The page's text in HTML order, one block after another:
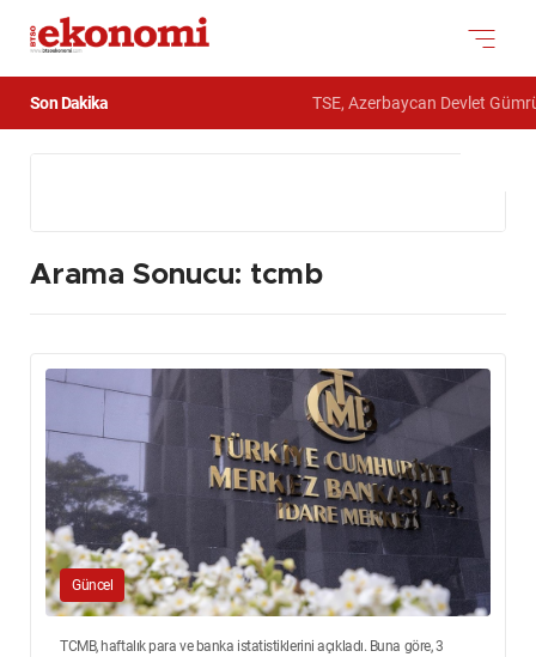
Son Dakika TSE, Azerbaycan Devlet Gümrük
Arama Sonucu: tcmb
Güncel
TCMB, haftalık para ve banka istatistiklerini açıkladı. Buna göre, 3